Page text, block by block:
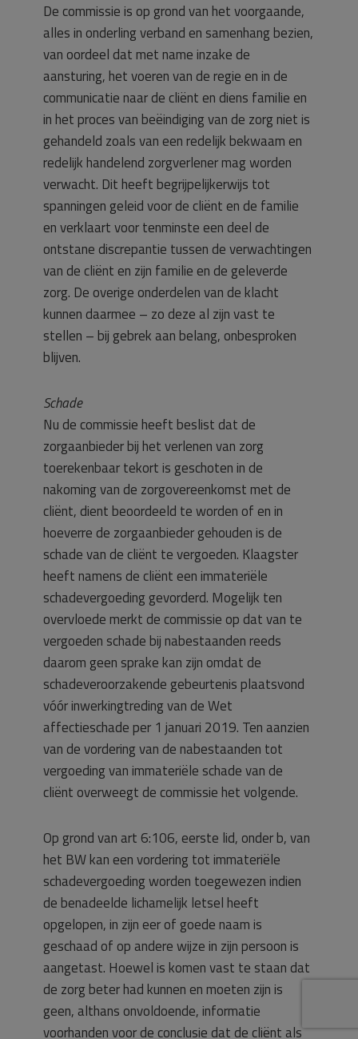
De commissie is op grond van het voorgaande,
alles in onderling verband en samenhang bezien,
van oordeel dat met name inzake de
aansturing, het voeren van de regie en in de
communicatie naar de cliënt en diens familie en
in het proces van beëindiging van de zorg niet is
gehandeld zoals van een redelijk bekwaam en
redelijk handelend zorgverlener mag worden
verwacht. Dit heeft begrijpelijkerwijs tot
spanningen geleid voor de cliënt en de familie
en verklaart voor tenminste een deel de
ontstane discrepantie tussen de verwachtingen
van de cliënt en zijn familie en de geleverde
zorg. De overige onderdelen van de klacht
kunnen daarmee – zo deze al zijn vast te
stellen – bij gebrek aan belang, onbesproken
blijven.
Schade
Nu de commissie heeft beslist dat de
zorgaanbieder bij het verlenen van zorg
toerekenbaar tekort is geschoten in de
nakoming van de zorgovereenkomst met de
cliënt, dient beoordeeld te worden of en in
hoeverre de zorgaanbieder gehouden is de
schade van de cliënt te vergoeden. Klaagster
heeft namens de cliënt een immateriële
schadevergoeding gevorderd. Mogelijk ten
overvloede merkt de commissie op dat van te
vergoeden schade bij nabestaanden reeds
daarom geen sprake kan zijn omdat de
schadeveroorzakende gebeurtenis plaatsvond
vóór inwerkingtreding van de Wet
affectieschade per 1 januari 2019. Ten aanzien
van de vordering van de nabestaanden tot
vergoeding van immateriële schade van de
cliënt overweegt de commissie het volgende.
Op grond van art 6:106, eerste lid, onder b, van
het BW kan een vordering tot immateriële
schadevergoeding worden toegewezen indien
de benadeelde lichamelijk letsel heeft
opgelopen, in zijn eer of goede naam is
geschaad of op andere wijze in zijn persoon is
aangetast. Hoewel is komen vast te staan dat
de zorg beter had kunnen en moeten zijn is
geen, althans onvoldoende, informatie
voorhanden voor de conclusie dat de cliënt als